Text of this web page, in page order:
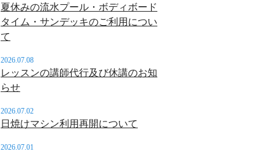
夏休みの流水プール・ボディボード
タイム・サンデッキのご利用につい
て
2026.07.08
レッスンの講師代行及び休講のお知
らせ
2026.07.02
日焼けマシン利用再開について
2026.07.01